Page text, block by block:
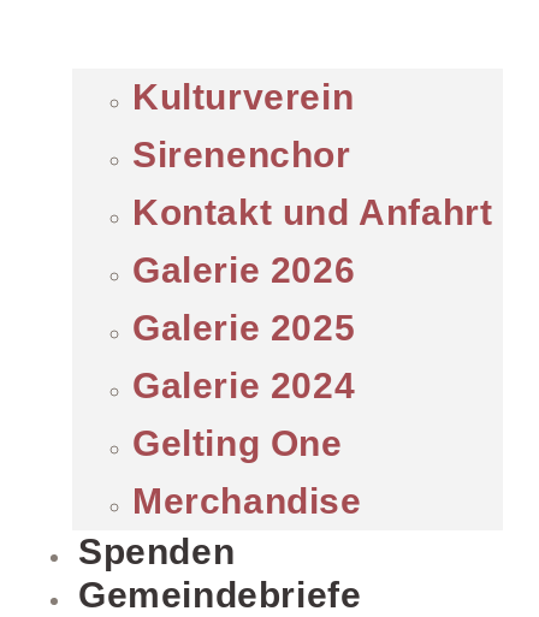
Kulturverein
Sirenenchor
Kontakt und Anfahrt
Galerie 2026
Galerie 2025
Galerie 2024
Gelting One
Merchandise
Spenden
Gemeindebriefe